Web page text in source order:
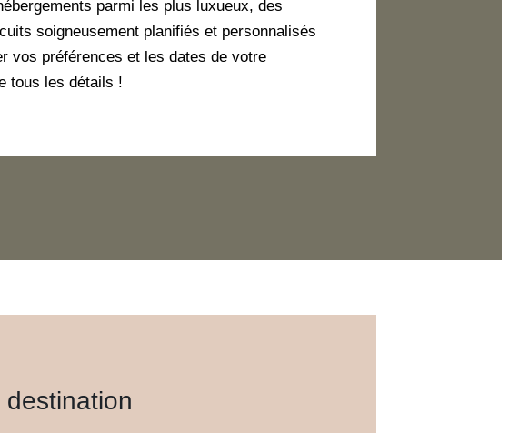
parmi les plus luxueux, des
soigneusement planifiés et personnalisés
vos préférences et les dates de votre
tous les détails !